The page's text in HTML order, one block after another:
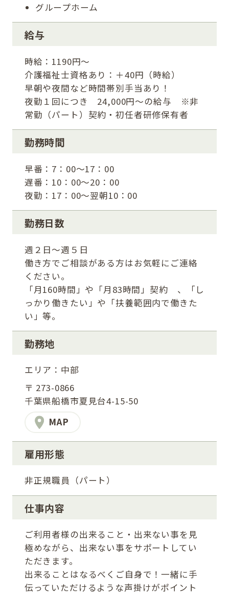
グループホーム
給与
時給：1190円～
介護福祉士資格あり：＋40円（時給）
早朝や夜間など時間帯別手当あり！
夜勤１回につき 24,000円～の給与 ※非
常勤（パート）契約・初任者研修保有者
勤務時間
早番：7：00～17：00
遅番：10：00～20：00
夜勤：17：00～翌朝10：00
勤務日数
週２日～週５日
働き方でご相談がある方はお気軽にご連絡
ください。
「月160時間」や「月83時間」契約 、「し
っかり働きたい」や「扶養範囲内で働きた
い」等。
勤務地
エリア：中部
〒 273-0866
千葉県船橋市夏見台4-15-50
MAP
雇用形態
非正規職員（パート）
仕事内容
ご利用者様の出来ること・出来ない事を見
極めながら、出来ない事をサポートしてい
ただきます。
出来ることはなるべくご自身で！一緒に手
伝っていただけるような声掛けがポイント